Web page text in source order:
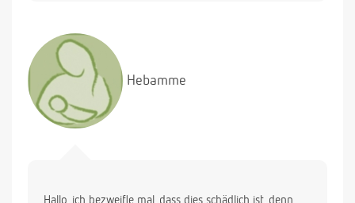
Hebamme
Hallo, ich bezweifle mal, dass dies schädlich ist, denn